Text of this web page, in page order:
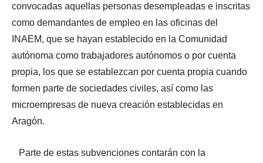
convocadas aquellas personas desempleadas e inscritas
como demandantes de empleo en las oficinas del
INAEM, que se hayan establecido en la Comunidad
autónoma como trabajadores autónomos o por cuenta
propia, los que se establezcan por cuenta propia cuando
formen parte de sociedades civiles, así como las
microempresas de nueva creación establecidas en
Aragón.
Parte de estas subvenciones contarán con la